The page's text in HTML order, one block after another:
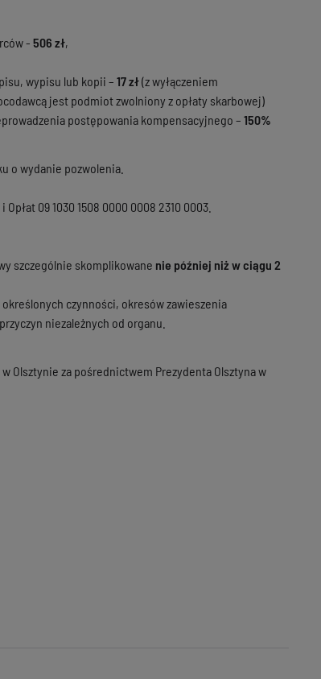
- 506 zł,
wypisu lub kopii – 17 zł(z wyłączeniem
jest podmiot zwolniony z opłaty skarbowej)
postępowania kompensacyjnego – 150%
o wydanie pozwolenia.
09 1030 1508 0000 0008 2310 0003.
szczególnie skomplikowane nie później niż w ciągu 2
czynności, okresów zawieszenia
niezależnych od organu.
Olsztynie za pośrednictwem Prezydenta Olsztyna w